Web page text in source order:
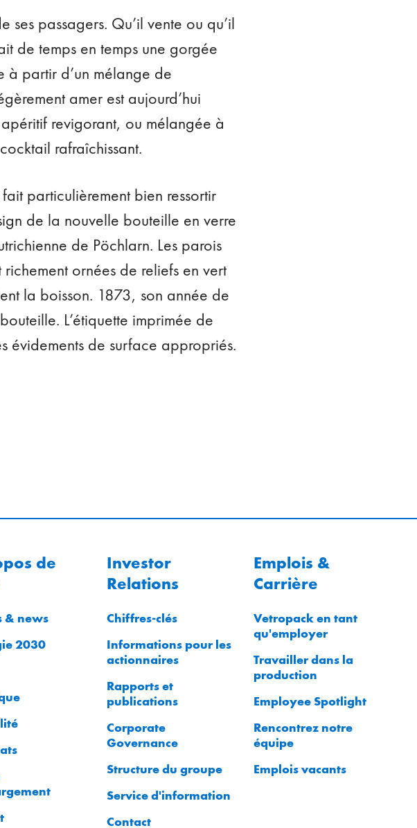
passagers. Qu’il vente ou qu’il
de temps en temps une gorgée
à partir d’un mélange de
amer est aujourd’hui
revigorant, ou mélangée à
rafraîchissant.
particulièrement bien ressortir
de la nouvelle bouteille en verre
de Pöchlarn. Les parois
ornées de reliefs en vert
la boisson. 1873, son année de
L’étiquette imprimée de
évidements de surface appropriés.
de
& news
2030
Investor
Relations
Chiffres-clés
Informations pour les
actionnaires
Rapports et
publications
Corporate
Governance
Structure du groupe
Service d'information
Contact
Emplois &
Carrière
Vetropack en tant
qu'employer
Travailler dans la
production
Employee Spotlight
Rencontrez notre
équipe
Emplois vacants